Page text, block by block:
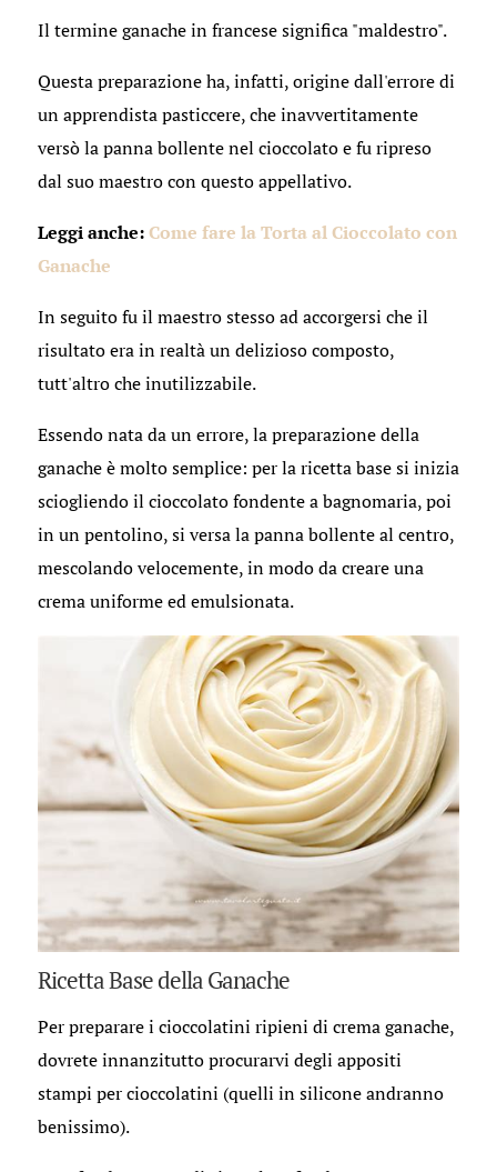
Il termine ganache in francese significa "maldestro".
Questa preparazione ha, infatti, origine dall'errore di
un apprendista pasticcere, che inavvertitamente
versò la panna bollente nel cioccolato e fu ripreso
dal suo maestro con questo appellativo.
Leggi anche:Come fare la Torta al Cioccolato con
Ganache
In seguito fu il maestro stesso ad accorgersi che il
risultato era in realtà un delizioso composto,
tutt'altro che inutilizzabile.
Essendo nata da un errore, la preparazione della
ganache è molto semplice: per la ricetta base si inizia
sciogliendo il cioccolato fondente a bagnomaria, poi
in un pentolino, si versa la panna bollente al centro,
mescolando velocemente, in modo da creare una
crema uniforme ed emulsionata.
Ricetta Base della Ganache
Per preparare i cioccolatini ripieni di crema ganache,
dovrete innanzitutto procurarvi degli appositi
stampi per cioccolatini (quelli in silicone andranno
benissimo).